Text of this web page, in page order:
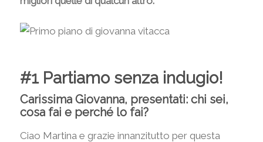
#1 Partiamo senza indugio!
Carissima Giovanna, presentati: chi sei,
cosa fai e perché lo fai?
Ciao Martina e grazie innanzitutto per questa